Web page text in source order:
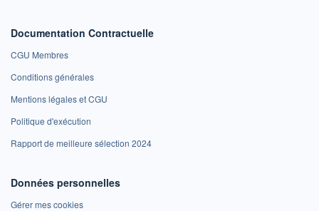
Documentation Contractuelle
CGU Membres
Conditions générales
Mentions légales et CGU
Politique d'exécution
Rapport de meilleure sélection 2024
Données personnelles
Gérer mes cookies